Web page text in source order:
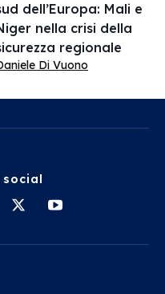
dell’Europa: Mali e
nella crisi della
regionale
Di Vuono
social